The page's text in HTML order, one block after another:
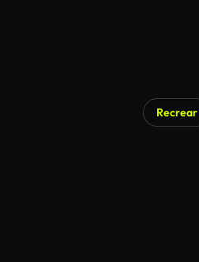
Recrear